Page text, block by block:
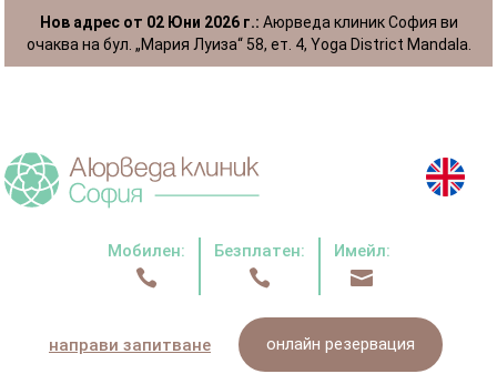
Нов адрес от 02 Юни 2026 г.: Аюрведа клиник София ви
очаква на бул. „Мария Луиза“ 58, ет. 4, Yoga District Mandala.
Мобилен:

Безплатен:

Имейл:

направи запитване онлайн резервация